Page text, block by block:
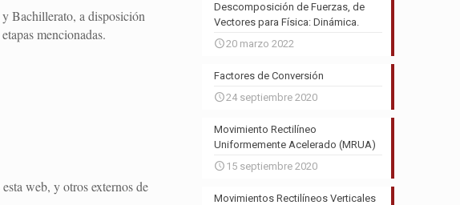
Bachillerato, a disposición
mencionadas.
web, y otros externos de
Descomposición de Fuerzas, de
Vectores para Física: Dinámica.
20 marzo 2022
Factores de Conversión
24 septiembre 2020
Movimiento Rectilíneo
Uniformemente Acelerado (MRUA)
15 septiembre 2020
Movimientos Rectilíneos Verticales